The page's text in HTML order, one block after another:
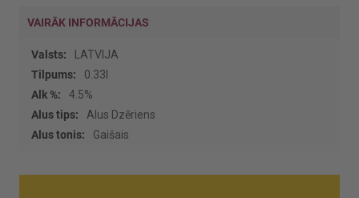
VAIRĀK INFORMĀCIJAS
Vairāk
informācijas
LATVIJA
0.33l
4.5%
Alus Dzēriens
Gaišais